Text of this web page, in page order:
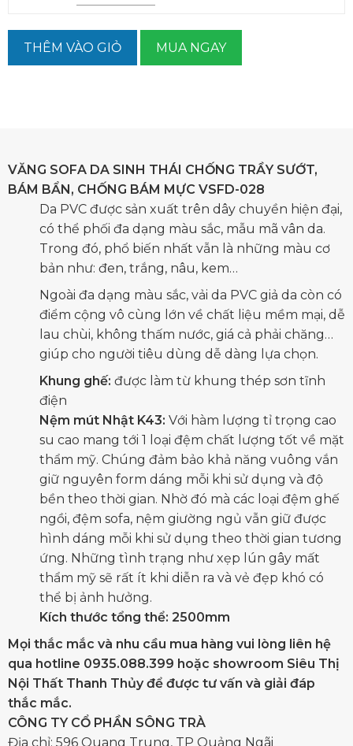
THÊM VÀO GIỎ MUA NGAY
VĂNG SOFA DA SINH THÁI CHỐNG TRẦY SƯỚT,
BÁM BẨN, CHỐNG BÁM MỰC VSFD-028
Da PVC được sản xuất trên dây chuyền hiện đại,
có thể phối đa dạng màu sắc, mẫu mã vân da.
Trong đó, phổ biến nhất vẫn là những màu cơ
bản như: đen, trắng, nâu, kem…
Ngoài đa dạng màu sắc, vải da PVC giả da còn có
điểm cộng vô cùng lớn về chất liệu mềm mại, dễ
lau chùi, không thấm nước, giá cả phải chăng…
giúp cho người tiêu dùng dễ dàng lựa chọn.
Khung ghế: được làm từ khung thép sơn tĩnh
điện
Nệm mút Nhật K43: Với hàm lượng tỉ trọng cao
su cao mang tới 1 loại đệm chất lượng tốt về mặt
thẩm mỹ. Chúng đảm bảo khả năng vuông vắn
giữ nguyên form dáng mỗi khi sử dụng và độ
bền theo thời gian. Nhờ đó mà các loại đệm ghế
ngồi, đệm sofa, nệm giường ngủ vẫn giữ được
hình dáng mỗi khi sử dụng theo thời gian tương
ứng. Những tình trạng như xẹp lún gây mất
thẩm mỹ sẽ rất ít khi diễn ra và vẻ đẹp khó có
thể bị ảnh hưởng.
Kích thước tổng thể: 2500mm
Mọi thắc mắc và nhu cầu mua hàng vui lòng liên hệ
qua hotline 0935.088.399 hoặc showroom Siêu Thị
Nội Thất Thanh Thủy để được tư vấn và giải đáp
thắc mắc.
CÔNG TY CỔ PHẦN SÔNG TRÀ
Địa chỉ: 596 Quang Trung, TP Quảng Ngãi